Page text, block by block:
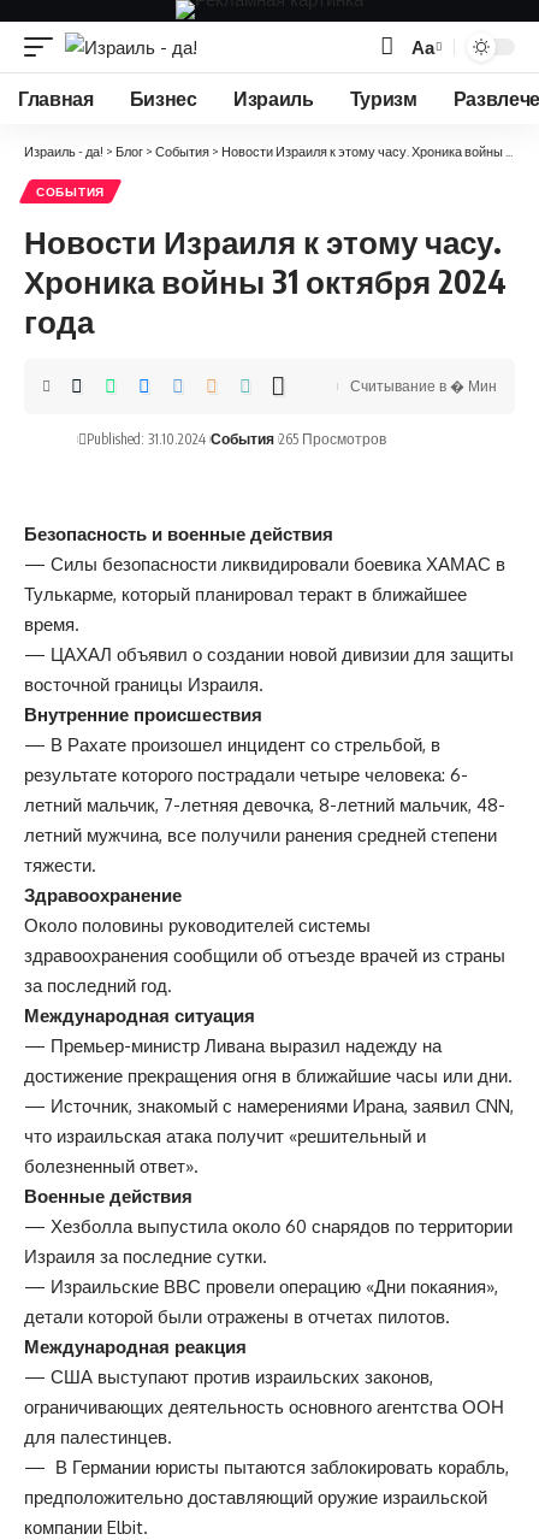
Изменение
размера
Аа
Главная Бизнес Израиль Туризм
Израиль - да! > Блог > События > Новости Израиля к этому часу. Хроника войны 31 октября 2024 года
СОБЫТИЯ
Новости Израиля к этому часу.
Хроника войны 31 октября 2024
года
Published: 31.10.2024 События 265 Просмотров
Считывание в � Мин
Безопасность и военные действия
— Силы безопасности ликвидировали боевика ХАМАС в
Тулькарме, который планировал теракт в ближайшее
время.
— ЦАХАЛ объявил о создании новой дивизии для защиты
восточной границы Израиля.
Внутренние происшествия
— В Рахате произошел инцидент со стрельбой, в
результате которого пострадали четыре человека: 6-
летний мальчик, 7-летняя девочка, 8-летний мальчик, 48-
летний мужчина, все получили ранения средней степени
тяжести.
Здравоохранение
Около половины руководителей системы
здравоохранения сообщили об отъезде врачей из страны
за последний год.
Международная ситуация
— Премьер-министр Ливана выразил надежду на
достижение прекращения огня в ближайшие часы или дни.
— Источник, знакомый с намерениями Ирана, заявил CNN,
что израильская атака получит «решительный и
болезненный ответ».
Военные действия
— Хезболла выпустила около 60 снарядов по территории
Израиля за последние сутки.
— Израильские ВВС провели операцию «Дни покаяния»,
детали которой были отражены в отчетах пилотов.
Международная реакция
— США выступают против израильских законов,
ограничивающих деятельность основного агентства ООН
для палестинцев.
— В Германии юристы пытаются заблокировать корабль,
предположительно доставляющий оружие израильской
компании Elbit.